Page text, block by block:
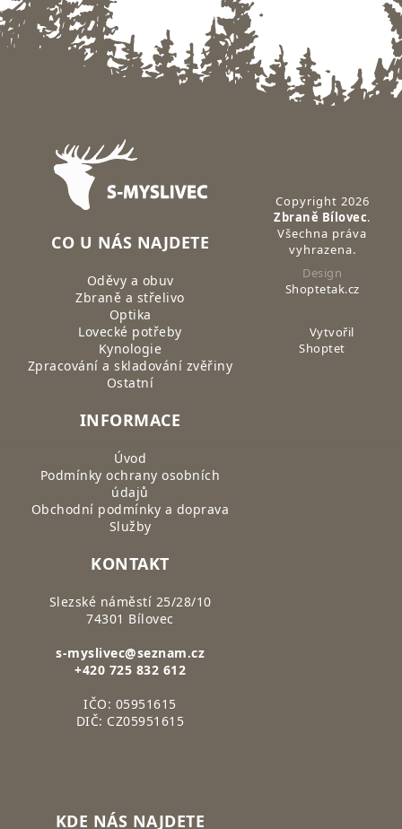
Zápatí
CO U NÁS NAJDETE
Oděvy a obuv
Zbraně a střelivo
Optika
Lovecké potřeby
Kynologie
Zpracování a skladování zvěřiny
Ostatní
INFORMACE
Úvod
Podmínky ochrany osobních
údajů
Obchodní podmínky a doprava
Služby
KONTAKT
Slezské náměstí 25/28/10
74301 Bílovec
s-myslivec@seznam.cz
+420 725 832 612
IČO: 05951615
DIČ: CZ05951615
KDE NÁS NAJDETE
Copyright 2026
Zbraně Bílovec.
Všechna práva
vyhrazena.
Design
Shoptetak.cz
Vytvořil
Shoptet